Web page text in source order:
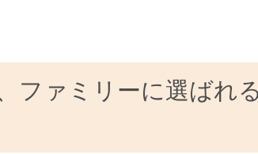
ファミリーに選ばれ